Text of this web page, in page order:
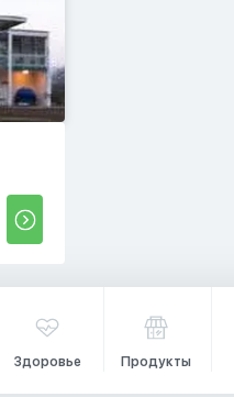
Здоровье Продукты